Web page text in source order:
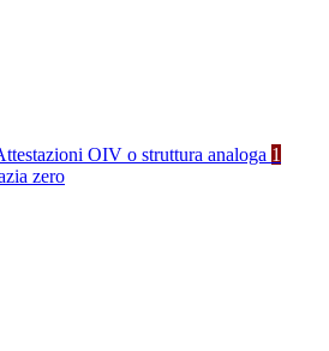
OIV o struttura analoga 1
zero